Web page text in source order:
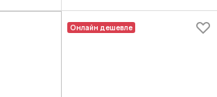
Онлайн дешевле